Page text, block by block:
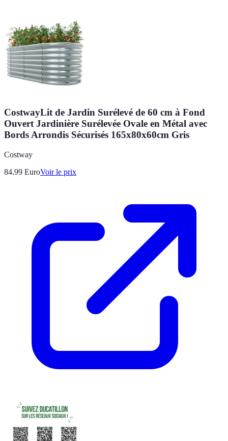
CostwayLit de Jardin Surélevé de 60 cm à Fond
Ouvert Jardinière Surélevée Ovale en Métal avec
Bords Arrondis Sécurisés 165x80x60cm Gris
Costway
84.99 EuroVoir le prix